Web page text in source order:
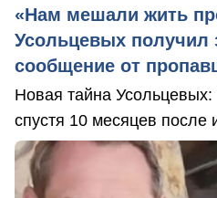
«Нам мешали жить
Усольцевых получил
сообщение от
Новая тайна
спустя 10 месяцев после